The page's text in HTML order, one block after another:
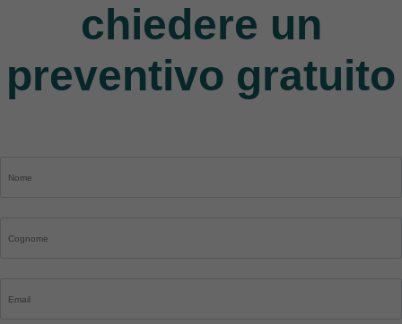
chiedere un
preventivo gratuito